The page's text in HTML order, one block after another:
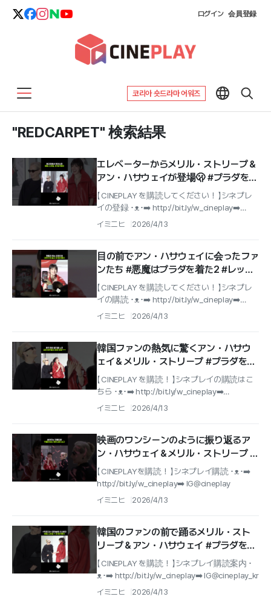
ログイン 会員登録
코리아 숏드라마 어워즈
"REDCARPET" 検索結果
エレベーターからメリル・ストリープ＆
アン・ハサウェイが登場🫢 #プラダを着
た悪魔2 #レッドカーペット
【 CINEPLAY を購読してください！ 】シネプレ
イの登録 ･ᴥ･➡️ http://bit.ly/w_cineplay➡️
IG@cineplay_kr
イミニヒ 2026/4/13
目の前でアン・ハサウェイに会ったファ
ンたち #悪魔はプラダを着た2 #レッド
カーペット
【 CINEPLAY を購読してください！ 】シネプレ
イの購読 ･ᴥ･➡️ http://bit.ly/w_cineplay➡️
IG@cineplay_kr
イミニヒ 2026/4/13
韓国ファンの熱気に驚くアン・ハサウ
ェイ＆メリル・ストリープ #プラダを着
た悪魔2 #レッドカーペット
【 CINEPLAY を購読！ 】シネプレイの購読はこ
ちら ･ᴥ･➡️ http://bit.ly/w_cineplay➡️
IG@cineplay_kr
イミニヒ 2026/4/13
映画のワンシーンのように振り返るア
ン・ハサウェイ＆メリル・ストリープ #
プラダを着た悪魔2 #レッドカーペット
【 CINEPLAYを購読！ 】シネプレイ購読 ･ᴥ･➡️
http://bit.ly/w_cineplay➡️ IG@cineplay
イミニヒ 2026/4/13
韓国のファンの前で踊るメリル・スト
リープ＆アン・ハサウェイ #プラダを着
た悪魔2 #レッドカーペット
【 CINEPLAY を購読！ 】シネプレイ購読案内 ･
ᴥ･➡️ http://bit.ly/w_cineplay➡️ IG@cineplay_kr
イミニヒ 2026/4/13